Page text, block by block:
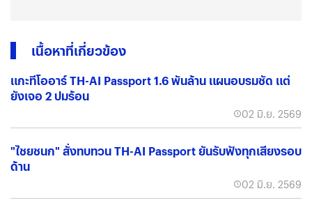
เนื้อหาที่เกี่ยวข้อง
แกะทีโออาร์ TH-AI Passport 1.6 พันล้าน แผนอบรมชัด แต่
ยังเจอ 2 ปมร้อน
02 มิ.ย. 2569
"ไชยชนก" สั่งทบทวน TH-AI Passport ยันรับฟังทุกเสียงรอบ
ด้าน
02 มิ.ย. 2569